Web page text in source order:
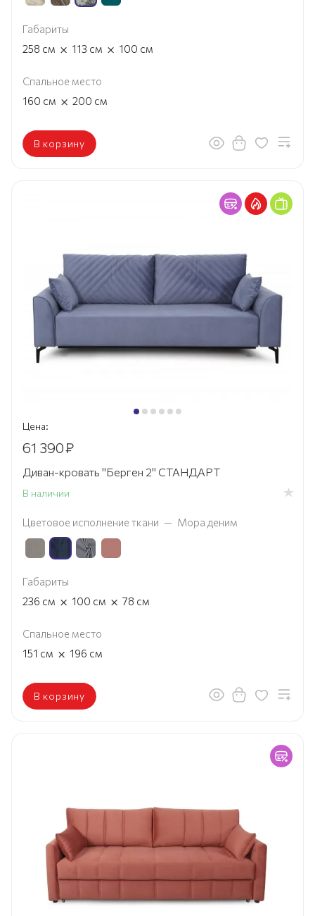
Габариты
258 см × 113 см × 100 см
Спальное место
160 см × 200 см
В корзину
Цена:
61 390₽
Диван-кровать "Берген 2" СТАНДАРТ
В наличии
Цветовое исполнение ткани — Мора деним
Габариты
236 см × 100 см × 78 см
Спальное место
151 см × 196 см
В корзину